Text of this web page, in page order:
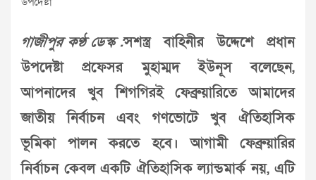
গাজীপুর কণ্ঠ ডেস্ক :সশস্ত্র বাহিনীর উদ্দেশে প্রধান
উপদেষ্টা প্রফেসর মুহাম্মদ ইউনূস বলেছেন,
আপনাদের খুব শিগগিরই ফেব্রুয়ারিতে আমাদের
জাতীয় নির্বাচন এবং গণভোটে খুব ঐতিহাসিক
ভূমিকা পালন করতে হবে। আগামী ফেব্রুয়ারির
নির্বাচন কেবল একটি ঐতিহাসিক ল্যান্ডমার্ক নয়, এটি